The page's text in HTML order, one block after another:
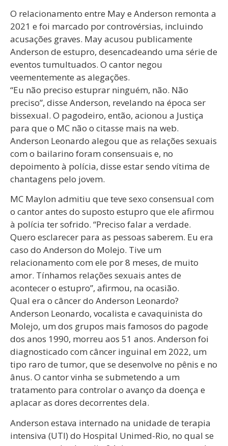
O relacionamento entre May e Anderson remonta a
2021 e foi marcado por controvérsias, incluindo
acusações graves. May acusou publicamente
Anderson de estupro, desencadeando uma série de
eventos tumultuados. O cantor negou
veementemente as alegações.
“Eu não preciso estuprar ninguém, não. Não
preciso”, disse Anderson, revelando na época ser
bissexual. O pagodeiro, então, acionou a Justiça
para que o MC não o citasse mais na web.
Anderson Leonardo alegou que as relações sexuais
com o bailarino foram consensuais e, no
depoimento à polícia, disse estar sendo vítima de
chantagens pelo jovem.
MC Maylon admitiu que teve sexo consensual com
o cantor antes do suposto estupro que ele afirmou
à polícia ter sofrido. “Preciso falar a verdade.
Quero esclarecer para as pessoas saberem. Eu era
caso do Anderson do Molejo. Tive um
relacionamento com ele por 8 meses, de muito
amor. Tínhamos relações sexuais antes de
acontecer o estupro”, afirmou, na ocasião.
Qual era o câncer do Anderson Leonardo?
Anderson Leonardo, vocalista e cavaquinista do
Molejo, um dos grupos mais famosos do pagode
dos anos 1990, morreu aos 51 anos. Anderson foi
diagnosticado com câncer inguinal em 2022, um
tipo raro de tumor, que se desenvolve no pênis e no
ânus. O cantor vinha se submetendo a um
tratamento para controlar o avanço da doença e
aplacar as dores decorrentes dela.
Anderson estava internado na unidade de terapia
intensiva (UTI) do Hospital Unimed-Rio, no qual se